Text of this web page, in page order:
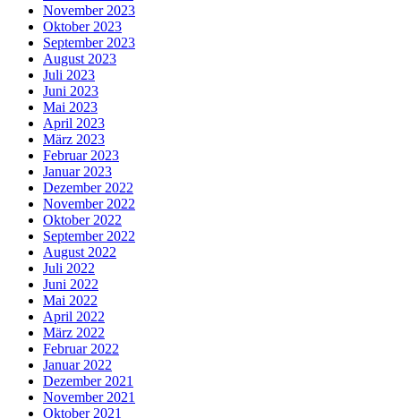
November 2023
Oktober 2023
September 2023
August 2023
Juli 2023
Juni 2023
Mai 2023
April 2023
März 2023
Februar 2023
Januar 2023
Dezember 2022
November 2022
Oktober 2022
September 2022
August 2022
Juli 2022
Juni 2022
Mai 2022
April 2022
März 2022
Februar 2022
Januar 2022
Dezember 2021
November 2021
Oktober 2021